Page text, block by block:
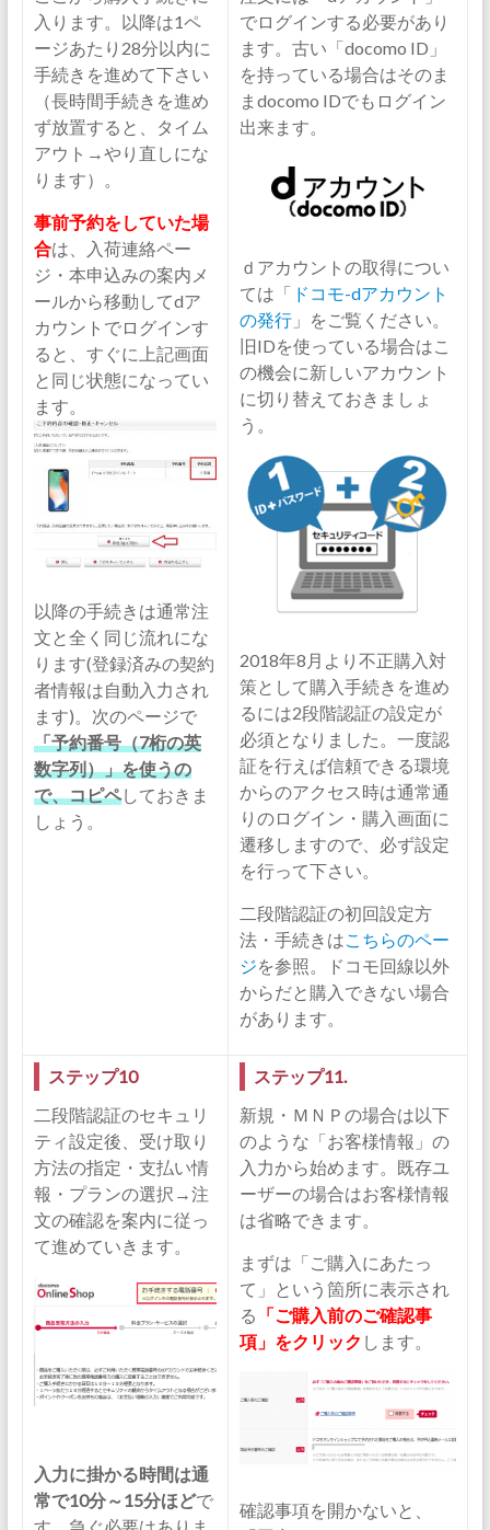
入ります。以降は1ペ
ージあたり28分以内に
手続きを進めて下さい
（長時間手続きを進め
ず放置すると、タイム
アウト→やり直しにな
ります）。
事前予約をしていた場
合は、入荷連絡ペー
ジ・本申込みの案内メ
ールから移動してdア
カウントでログインす
ると、すぐに上記画面
と同じ状態になってい
ます。
以降の手続きは通常注
文と全く同じ流れにな
ります(登録済みの契約
者情報は自動入力され
ます)。次のページで
「予約番号（7桁の英
数字列）」を使うの
で、コピペしておきま
しょう。
でログインする必要があり
ます。古い「docomo ID」
を持っている場合はそのま
まdocomo IDでもログイン
出来ます。
ｄアカウントの取得につい
ては「 ドコモ-dアカウント
の発行」をご覧ください。
旧IDを使っている場合はこ
の機会に新しいアカウント
に切り替えておきましょ
う。
2018年8月より不正購入対
策として購入手続きを進め
るには2段階認証の設定が
必須となりました。一度認
証を行えば信頼できる環境
からのアクセス時は通常通
りのログイン・購入画面に
遷移しますので、必ず設定
を行って下さい。
二段階認証の初回設定方
法・手続きはこちらのペー
ジを参照。ドコモ回線以外
からだと購入できない場合
があります。
ステップ10
二段階認証のセキュリ
ティ設定後、受け取り
方法の指定・支払い情
報・プランの選択→注
文の確認を案内に従っ
て進めていきます。
入力に掛かる時間は通
常で10分～15分ほどで
ステップ11.
新規・ＭＮＰの場合は以下
のような「お客様情報」の
入力から始めます。既存ユ
ーザーの場合はお客様情報
は省略できます。
まずは「ご購入にあたっ
て」という箇所に表示され
る 「ご購入前のご確認事
項」をクリック します。
確認事項を開かないと、